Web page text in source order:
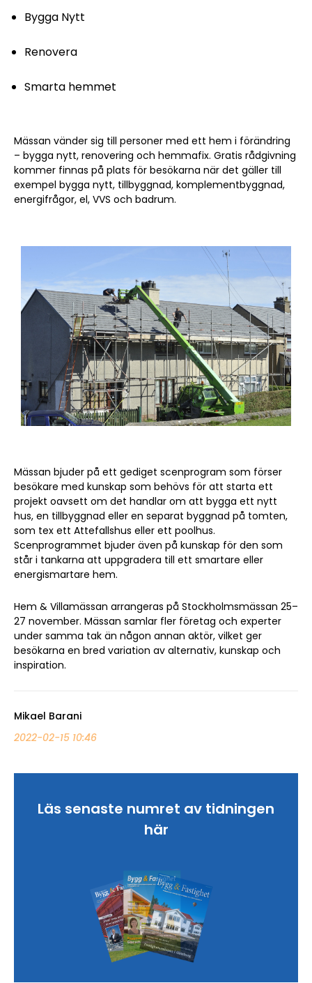
Bygga Nytt
Renovera
Smarta hemmet
Mässan vänder sig till personer med ett hem i förändring
– bygga nytt, renovering och hemmafix. Gratis rådgivning
kommer finnas på plats för besökarna när det gäller till
exempel bygga nytt, tillbyggnad, komplementbyggnad,
energifrågor, el, VVS och badrum.
Mässan bjuder på ett gediget scenprogram som förser
besökare med kunskap som behövs för att starta ett
projekt oavsett om det handlar om att bygga ett nytt
hus, en tillbyggnad eller en separat byggnad på tomten,
som tex ett Attefallshus eller ett poolhus.
Scenprogrammet bjuder även på kunskap för den som
står i tankarna att uppgradera till ett smartare eller
energismartare hem.
Hem & Villamässan arrangeras på Stockholmsmässan 25–
27 november. Mässan samlar fler företag och experter
under samma tak än någon annan aktör, vilket ger
besökarna en bred variation av alternativ, kunskap och
inspiration.
Mikael Barani
2022-02-15 10:46
Läs senaste numret av tidningen
här